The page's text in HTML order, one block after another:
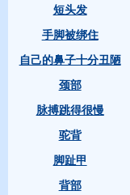
短头发
手脚被绑住
自己的鼻子十分丑陋
颈部
脉搏跳得很慢
驼背
脚趾甲
背部